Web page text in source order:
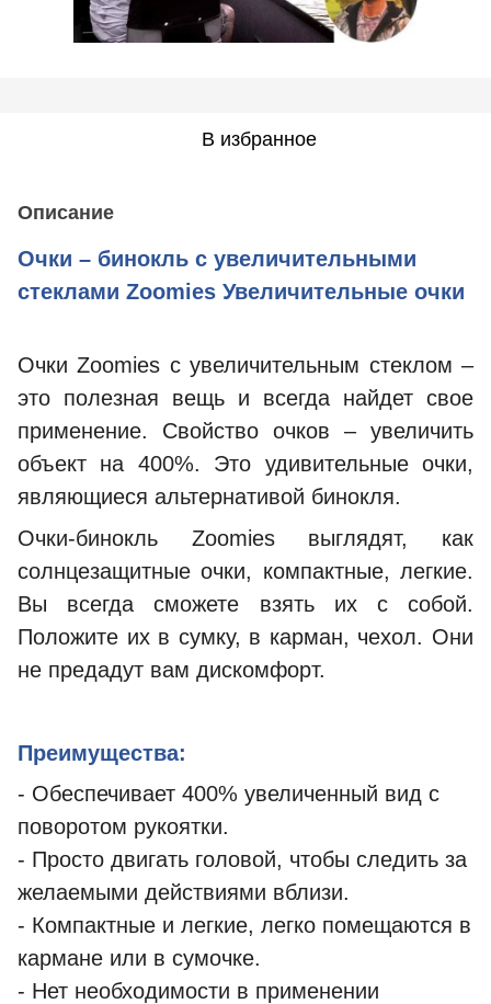
В избранное
Описание
Очки – бинокль с увеличительными
стеклами Zoomies Увеличительные очки
Очки Zoomies с увеличительным стеклом –
это полезная вещь и всегда найдет свое
применение. Свойство очков – увеличить
объект на 400%. Это удивительные очки,
являющиеся альтернативой бинокля.
Очки-бинокль Zoomies выглядят, как
солнцезащитные очки, компактные, легкие.
Вы всегда сможете взять их с собой.
Положите их в сумку, в карман, чехол. Они
не предадут вам дискомфорт.
Преимущества:
- Обеспечивает 400% увеличенный вид с
поворотом рукоятки.
- Просто двигать головой, чтобы следить за
желаемыми действиями вблизи.
- Компактные и легкие, легко помещаются в
кармане или в сумочке.
- Нет необходимости в применении